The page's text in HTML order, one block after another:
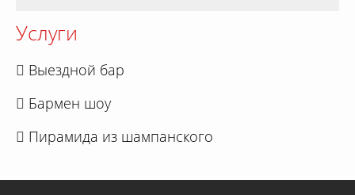
Услуги
Выездной бар
Бармен шоу
Пирамида из шампанского